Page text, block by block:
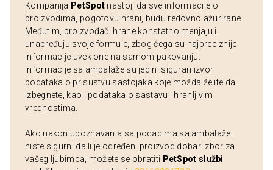
Kompanija PetSpot nastoji da sve informacije o
proizvodima, pogotovu hrani, budu redovno ažurirane.
Međutim, proizvođači hrane konstatno menjaju i
unapređuju svoje formule, zbog čega su najpreciznije
informacije uvek one na samom pakovanju.
Informacije sa ambalaže su jedini siguran izvor
podataka o prisustvu sastojaka koje možda želite da
izbegnete, kao i podataka o sastavu i hranljivim
vrednostima.
Ako nakon upoznavanja sa podacima sa ambalaže
niste sigurni da li je određeni proizvod dobar izbor za
vašeg ljubimca, možete se obratiti PetSpot službi